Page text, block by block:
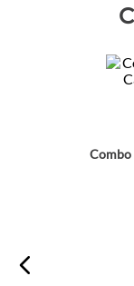
Combo